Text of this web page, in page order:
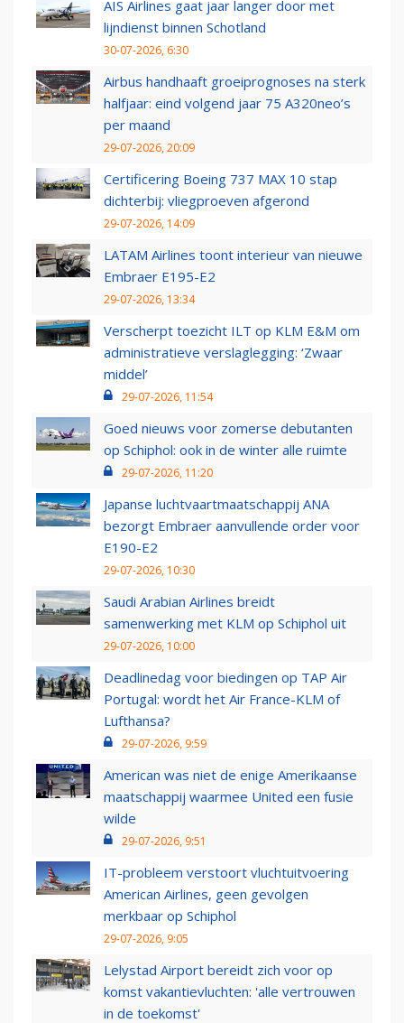
AIS Airlines gaat jaar langer door met
lijndienst binnen Schotland
30-07-2026, 6:30
Airbus handhaaft groeiprognoses na sterk
halfjaar: eind volgend jaar 75 A320neo’s
per maand
29-07-2026, 20:09
Certificering Boeing 737 MAX 10 stap
dichterbij: vliegproeven afgerond
29-07-2026, 14:09
LATAM Airlines toont interieur van nieuwe
Embraer E195-E2
29-07-2026, 13:34
Verscherpt toezicht ILT op KLM E&M om
administratieve verslaglegging: ‘Zwaar
middel’
29-07-2026, 11:54
Goed nieuws voor zomerse debutanten
op Schiphol: ook in de winter alle ruimte
29-07-2026, 11:20
Japanse luchtvaartmaatschappij ANA
bezorgt Embraer aanvullende order voor
E190-E2
29-07-2026, 10:30
Saudi Arabian Airlines breidt
samenwerking met KLM op Schiphol uit
29-07-2026, 10:00
Deadlinedag voor biedingen op TAP Air
Portugal: wordt het Air France-KLM of
Lufthansa?
29-07-2026, 9:59
American was niet de enige Amerikaanse
maatschappij waarmee United een fusie
wilde
29-07-2026, 9:51
IT-probleem verstoort vluchtuitvoering
American Airlines, geen gevolgen
merkbaar op Schiphol
29-07-2026, 9:05
Lelystad Airport bereidt zich voor op
komst vakantievluchten: 'alle vertrouwen
in de toekomst'